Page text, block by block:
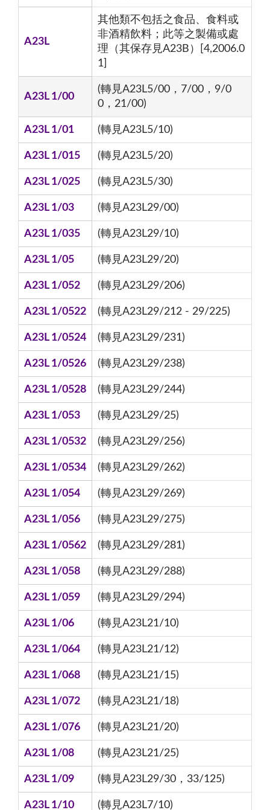
A23L
其他類不包括之食品、食料或
非酒精飲料；此等之製備或處
理（其保存見A23B）[4,2006.0
1]
A23L 1/00
(轉見A23L5/00，7/00，9/0
0，21/00)
A23L 1/01 (轉見A23L5/10)
A23L 1/015 (轉見A23L5/20)
A23L 1/025 (轉見A23L5/30)
A23L 1/03 (轉見A23L29/00)
A23L 1/035 (轉見A23L29/10)
A23L 1/05 (轉見A23L29/20)
A23L 1/052 (轉見A23L29/206)
A23L 1/0522 (轉見A23L29/212 - 29/225)
A23L 1/0524 (轉見A23L29/231)
A23L 1/0526 (轉見A23L29/238)
A23L 1/0528 (轉見A23L29/244)
A23L 1/053 (轉見A23L29/25)
A23L 1/0532 (轉見A23L29/256)
A23L 1/0534 (轉見A23L29/262)
A23L 1/054 (轉見A23L29/269)
A23L 1/056 (轉見A23L29/275)
A23L 1/0562 (轉見A23L29/281)
A23L 1/058 (轉見A23L29/288)
A23L 1/059 (轉見A23L29/294)
A23L 1/06 (轉見A23L21/10)
A23L 1/064 (轉見A23L21/12)
A23L 1/068 (轉見A23L21/15)
A23L 1/072 (轉見A23L21/18)
A23L 1/076 (轉見A23L21/20)
A23L 1/08 (轉見A23L21/25)
A23L 1/09 (轉見A23L29/30，33/125)
A23L 1/10 (轉見A23L7/10)